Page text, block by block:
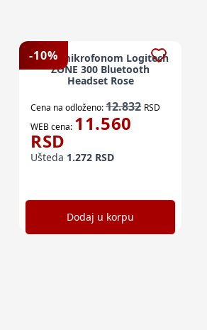
-10%
Sl. Sa mikrofonom Logitech
ZONE 300 Bluetooth
Headset Rose
Cena na odloženo:12.832 RSD
WEB cena: 11.560
RSD
Ušteda 1.272 RSD
Dodaj u korpu